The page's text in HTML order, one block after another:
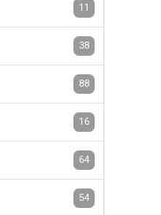
11
38
88
16
64
54